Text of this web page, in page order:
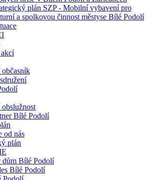
plán SZP - Mobilní vybavení pro
a spolkovou činnost městyse Bílé Podolí
Bílé Podolí
od nás
plán
dům Bílé Podolí
Bílé Podolí